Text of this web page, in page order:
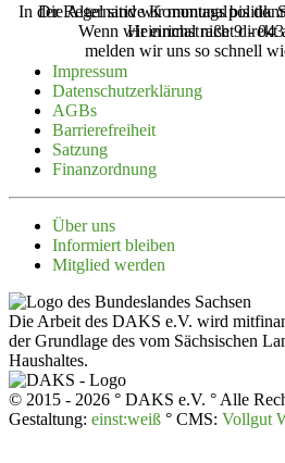
Die Alternative Kommunalpolitik
Heinrichstraße 9 -
In der Regel sind wir montags bis
Wenn wir einmal nicht direkt
melden wir uns so schnell
Impressum
Daten­schutz­er­klärung
AGBs
Barrie­re­freiheit
Satzung
Finanz­ordnung
Über uns
Infor­miert bleiben
Mitglied werden
Die Arbeit des DAKS e.V. wird
der Grundlage des vom Sächsischen
Haushaltes.
© 2015 - 2026 ° DAKS e.V. ° Alle
Gestaltung: einst:weiß ° CMS: Vollgut